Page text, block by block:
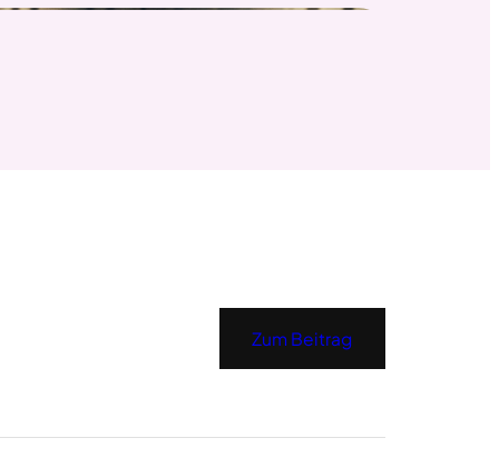
Zum Beitrag